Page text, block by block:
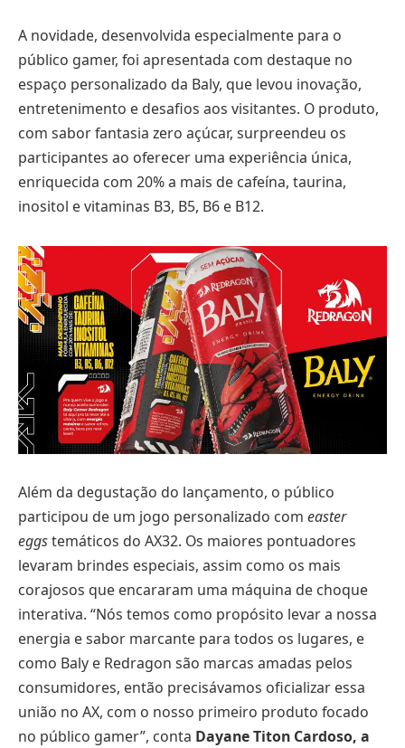
A novidade, desenvolvida especialmente para o
público gamer, foi apresentada com destaque no
espaço personalizado da Baly, que levou inovação,
entretenimento e desafios aos visitantes. O produto,
com sabor fantasia zero açúcar, surpreendeu os
participantes ao oferecer uma experiência única,
enriquecida com 20% a mais de cafeína, taurina,
inositol e vitaminas B3, B5, B6 e B12.
Além da degustação do lançamento, o público
participou de um jogo personalizado com easter
eggstemáticos do AX32. Os maiores pontuadores
levaram brindes especiais, assim como os mais
corajosos que encararam uma máquina de choque
interativa. “Nós temos como propósito levar a nossa
energia e sabor marcante para todos os lugares, e
como Baly e Redragon são marcas amadas pelos
consumidores, então precisávamos oficializar essa
união no AX, com o nosso primeiro produto focado
no público gamer”, conta Dayane Titon Cardoso, a